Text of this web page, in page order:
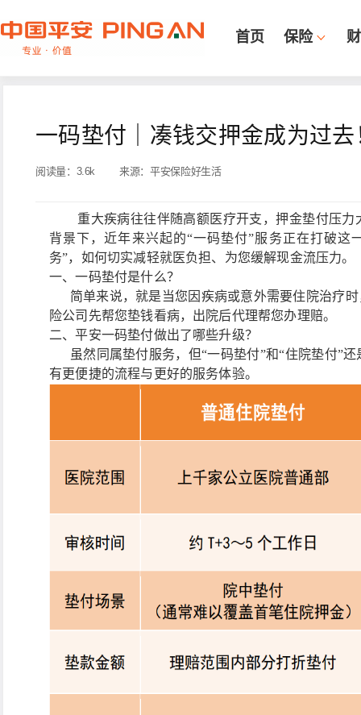
首页 保险
一码垫付｜凑钱交押金成为过去
阅读量： 3.6k 来源：平安保险好生活
重大疾病往往伴随高额医疗开支，押金垫付压力
背景下，近年来兴起的“一码垫付”服务正在打破这
务”，如何切实减轻就医负担、为您缓解现金流压力。
一、一码垫付是什么？
简单来说，就是当您因疾病或意外需要住院治疗时
险公司先帮您垫钱看病，出院后代理帮您办理赔。
二、平安一码垫付做出了哪些升级？
虽然同属垫付服务，但“一码垫付”和“住院垫付”
有更便捷的流程与更好的服务体验。